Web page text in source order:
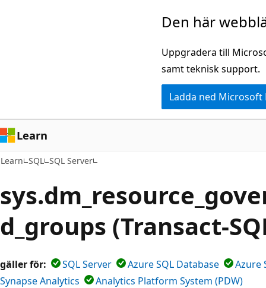
Den här
Uppgradera till
samt teknisk support.
Ladda ned Microsoft
Learn
Learn SQL SQL Server
d_groups (Transact-
gäller för: SQL Server Azure SQL Database
Azure
Synapse Analytics
Analytics Platform System (PDW)